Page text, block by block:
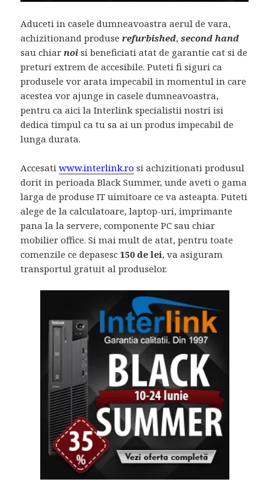
Aduceti in casele dumneavoastra aerul de vara,
achizitionand produserefurbished,second hand
sau chiarnoi si beneficiati atat de garantie cat si de
preturi extrem de accesibile. Puteti fi siguri ca
produsele vor arata impecabil in momentul in care
acestea vor ajunge in casele dumneavoastra,
pentru ca aici la Interlink specialistii nostri isi
dedica timpul ca tu sa ai un produs impecabil de
lunga durata.
Accesatiwww.interlink.ro si achizitionati produsul
dorit in perioada Black Summer, unde aveti o gama
larga de produse IT uimitoare ce va asteapta. Puteti
alege de la calculatoare, laptop-uri, imprimante
pana la la servere, componente PC sau chiar
mobilier office. Si mai mult de atat, pentru toate
comenzile ce depasesc150 de lei, va asiguram
transportul gratuit al produselor.